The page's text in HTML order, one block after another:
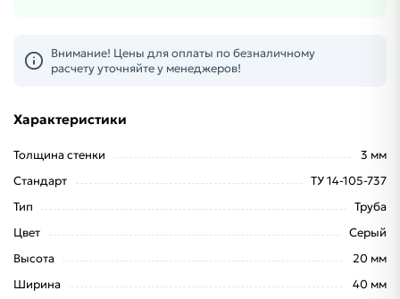
Внимание! Цены для оплаты по безналичному
расчету уточняйте у менеджеров!
Характеристики
Толщина стенки
3 мм
Стандарт
ТУ 14-105-737
Тип
Труба
Цвет
Серый
Высота
20 мм
Ширина
40 мм